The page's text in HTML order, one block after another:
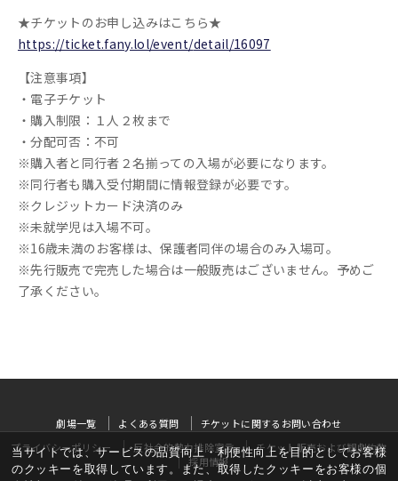
★チケットのお申し込みはこちら★
https://ticket.fany.lol/event/detail/16097
【注意事項】
・電子チケット
・購入制限：１人２枚まで
・分配可否：不可
※購入者と同行者２名揃っての入場が必要になります。
※同行者も購入受付期間に情報登録が必要です。
※クレジットカード決済のみ
※未就学児は入場不可。
※16歳未満のお客様は、保護者同伴の場合のみ入場可。
※先行販売で完売した場合は一般販売はございません。予めご
了承ください。
当サイトでは、サービスの品質向上・利便性向上を目的としてお客様
のクッキーを取得しています。また、取得したクッキーをお客様の個
劇場一覧 よくある質問
チケットに関するお問い合わせ
プライバシーポリシー
反社会的勢力排除宣言
チケット販売および観劇約款
採用情報